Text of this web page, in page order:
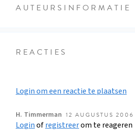
AUTEURSINFORMATIE
REACTIES
Login om een reactie te plaatsen
H. Timmerman 12 AUGUSTUS
Loginofregistreerom te reageren